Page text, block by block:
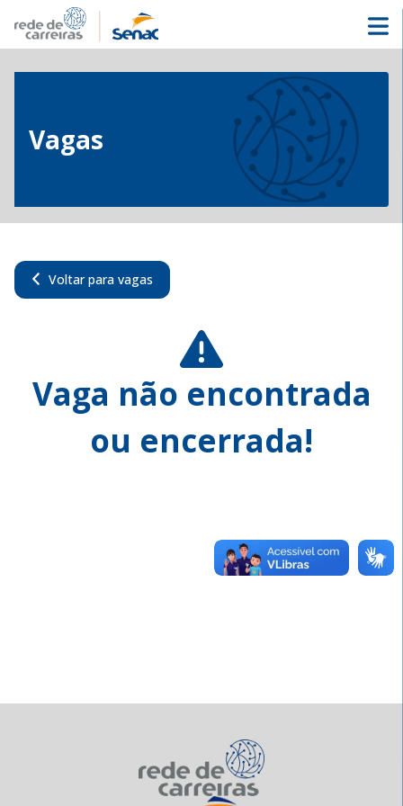
Vagas
Voltar para vagas
Vaga não encontrada
ou encerrada!